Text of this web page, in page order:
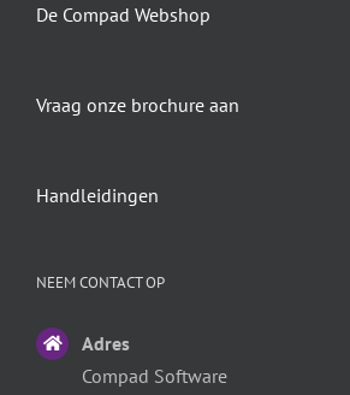
De Compad Webshop
Vraag onze brochure aan
Handleidingen
NEEM CONTACT OP
Adres
Compad Software